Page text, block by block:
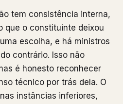
tem consistência interna,
que o constituinte deixou
escolha, e há ministros
contrário. Isso não
é honesto reconhecer
técnico por trás dela. O
instâncias inferiores,